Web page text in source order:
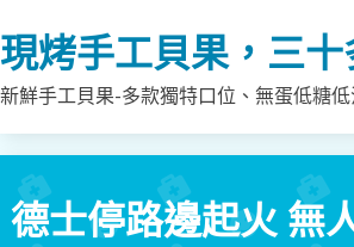
to
content
現烤手工貝果，三
新鮮手工貝果-多款獨特口位、無蛋低糖
德士停路邊起火 無